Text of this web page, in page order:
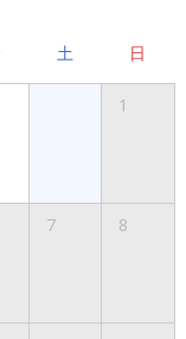
土 日
1
7 8